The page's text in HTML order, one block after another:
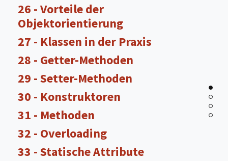
26 - Vorteile der
Objektorientierung
27 - Klassen in der Praxis
28 - Getter-Methoden
29 - Setter-Methoden
30 - Konstruktoren
31 - Methoden
32 - Overloading
33 - Statische Attribute